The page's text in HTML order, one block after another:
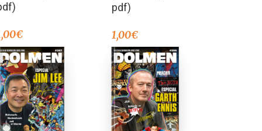
€
pdf)
1,00€